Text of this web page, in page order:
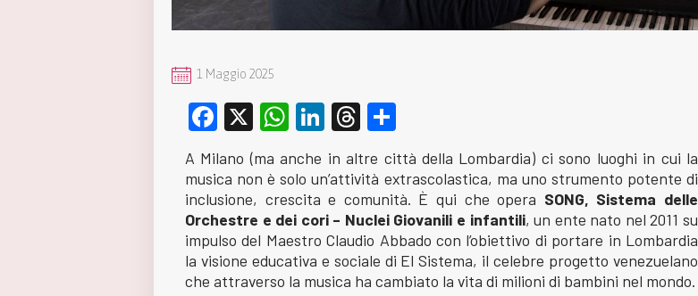
1 Maggio 2025
Facebook
X WhatsApp
LinkedIn
Threads
A Milano (ma anche in altre città della Lombardia) ci sono luoghi in cui la
musica non è solo un’attività extrascolastica, ma uno strumento potente di
inclusione, crescita e comunità. È qui che opera SONG, Sistema delle
Orchestre e dei cori – Nuclei Giovanili e infantili, un ente nato nel 2011 su
impulso del Maestro Claudio Abbado con l’obiettivo di portare in Lombardia
la visione educativa e sociale di El Sistema, il celebre progetto venezuelano
che attraverso la musica ha cambiato la vita di milioni di bambini nel mondo.